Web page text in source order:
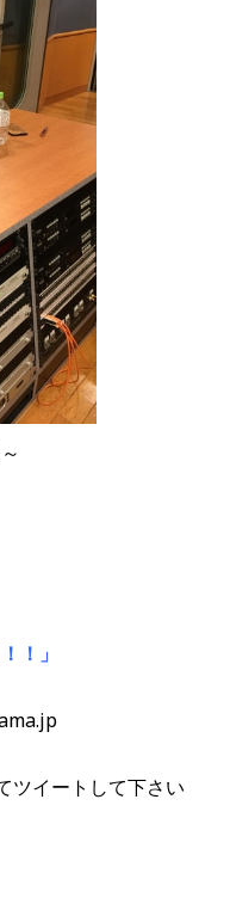
！」
イートして下さい